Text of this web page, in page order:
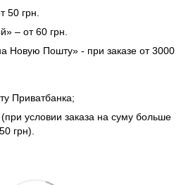
50 грн.
– от 60 грн.
Новую Пошту» - при заказе от 3000
Приватбанка;
условии заказа на суму больше
грн).